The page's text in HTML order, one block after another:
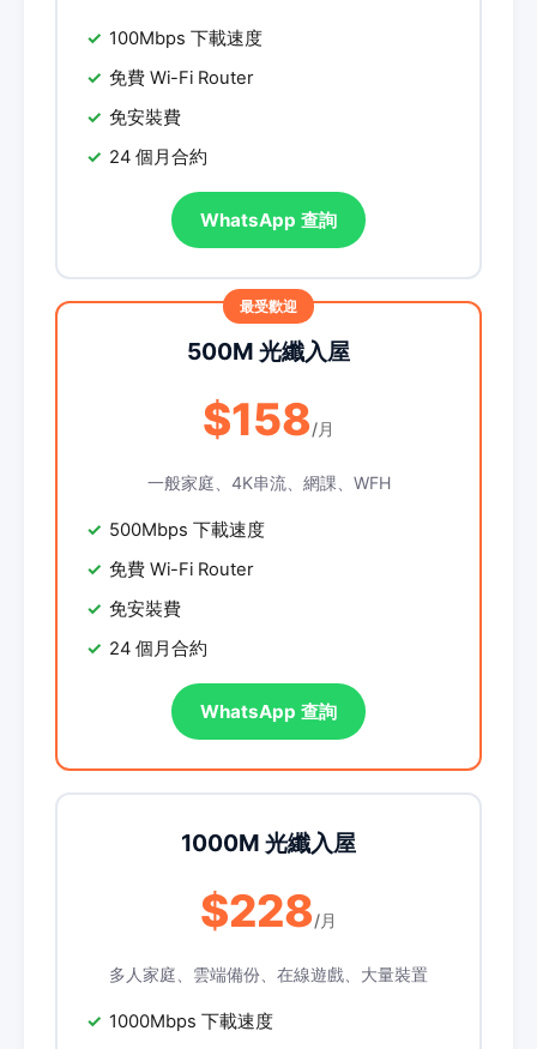
100Mbps 下載速度
免費 Wi-Fi Router
免安裝費
24 個月合約
WhatsApp 查詢
500M 光纖入屋
$158/月
一般家庭、4K串流、網課、WFH
500Mbps 下載速度
免費 Wi-Fi Router
免安裝費
24 個月合約
WhatsApp 查詢
1000M 光纖入屋
$228/月
多人家庭、雲端備份、在線遊戲、大量裝置
1000Mbps 下載速度